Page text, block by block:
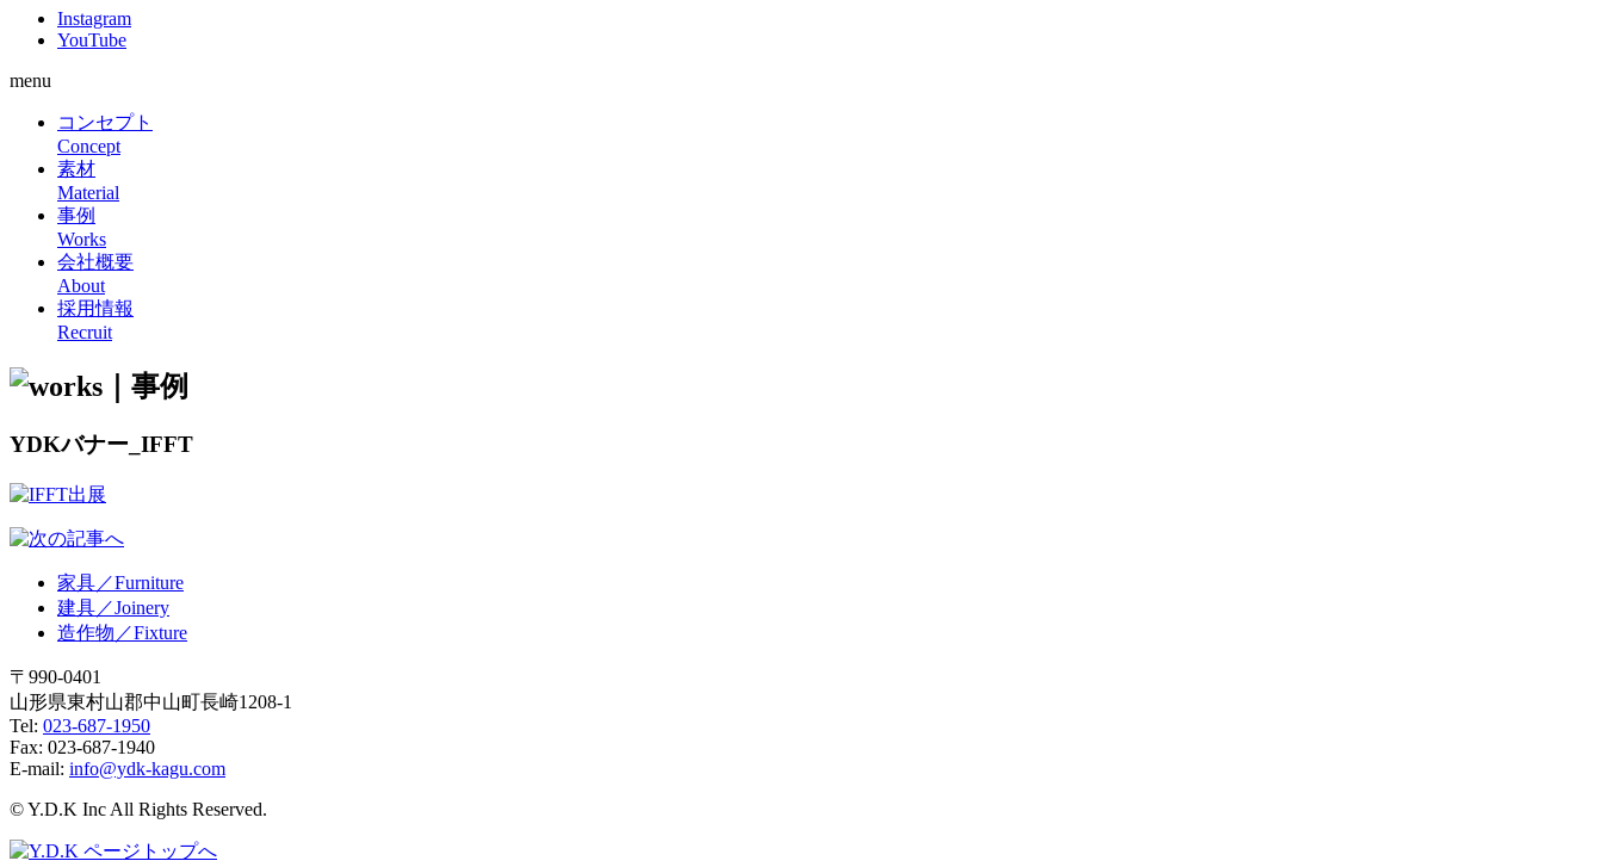
Instagram
YouTube
menu
コンセプト
Concept
素材
Material
事例
Works
会社概要
About
採用情報
Recruit
YDKバナー_IFFT
家具／Furniture
建具／Joinery
造作物／Fixture
〒990-0401
山形県東村山郡中山町長崎1208-1
Tel: 023-687-1950
Fax: 023-687-1940
E-mail: info@ydk-kagu.com
© Y.D.K Inc All Rights Reserved.